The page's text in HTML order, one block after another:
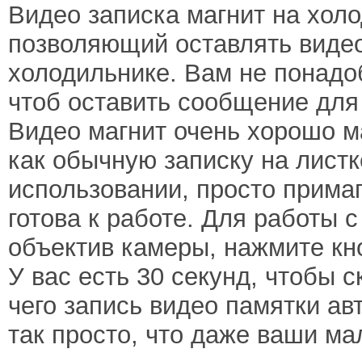
Видео записка магнит на
позволяющий оставлять
холодильнике. Вам не
чтоб оставить сообщение
Видео магнит очень хорошо
как обычную записку на
использовании, просто
готова к работе. Для работы
объектив камеры, нажмите
У вас есть 30 секунд, чтобы
чего запись видео памятки
так просто, что даже ваши